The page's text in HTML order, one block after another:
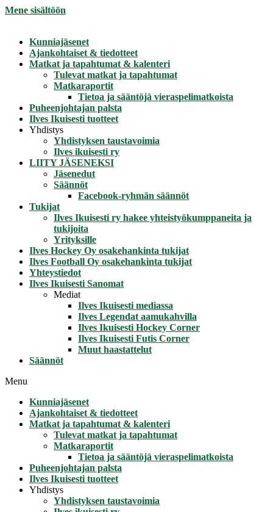
Mene sisältöön
Kunniajäsenet
Ajankohtaiset & tiedotteet
Matkat ja tapahtumat & kalenteri
Tulevat matkat ja tapahtumat
Matkaraportit
Tietoa ja sääntöjä vieraspelimatkoista
Puheenjohtajan palsta
Ilves Ikuisesti tuotteet
Yhdistys
Yhdistyksen taustavoimia
Ilves ikuisesti ry
LIITY JÄSENEKSI
Jäsenedut
Säännöt
Facebook-ryhmän säännöt
Tukijat
Ilves Ikuisesti ry hakee yhteistyökumppaneita ja
tukijoita
Yrityksille
Ilves Hockey Oy osakehankinta tukijat
Ilves Football Oy osakehankinta tukijat
Yhteystiedot
Ilves Ikuisesti Sanomat
Mediat
Ilves Ikuisesti mediassa
Ilves Legendat aamukahvilla
Ilves Ikuisesti Hockey Corner
Ilves Ikuisesti Futis Corner
Muut haastattelut
Säännöt
Menu
Kunniajäsenet
Ajankohtaiset & tiedotteet
Matkat ja tapahtumat & kalenteri
Tulevat matkat ja tapahtumat
Matkaraportit
Tietoa ja sääntöjä vieraspelimatkoista
Puheenjohtajan palsta
Ilves Ikuisesti tuotteet
Yhdistys
Yhdistyksen taustavoimia